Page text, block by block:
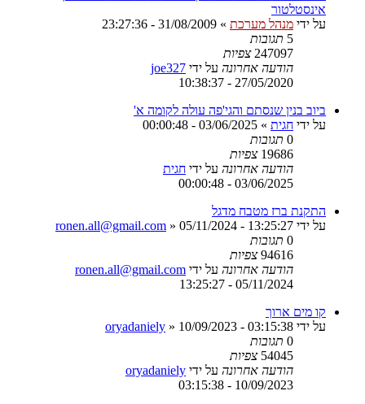
אינסטלטור
על ידי מנהל מערכת »
31/08/2009 - 23:27:36
5 תגובות
247097 צפיות
הודעה אחרונה על ידי joe327
27/05/2020 - 10:38:37
ביוב בנין שנסתם והגי'פה עולה לקומה א'
על ידי חגית »
03/06/2025 - 00:00:48
0 תגובות
19686 צפיות
הודעה אחרונה על ידי חגית
03/06/2025 - 00:00:48
התקנת ברז מטבח מדגל
על ידי
ronen.all@gmail.com » 05/11/2024 - 13:25:27
0 תגובות
94616 צפיות
הודעה אחרונה על ידי ronen.all@gmail.com
05/11/2024 - 13:25:27
קו מים ארוך
על ידי
oryadaniely » 10/09/2023 - 03:15:38
0 תגובות
54045 צפיות
הודעה אחרונה על ידי oryadaniely
10/09/2023 - 03:15:38